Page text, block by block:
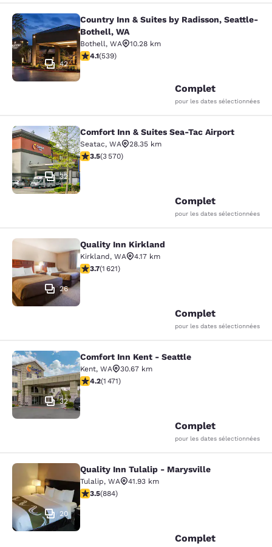
Country Inn & Suites by Radisson,
42
Country Inn & Suites by Radisson, Seattle-
Bothell, WA
Bothell, WA
10.28 km
4.09 étoiles. Très Bien. 539 commentaires
4.1(539)
Complet
pour les dates sélectionnées
Comfort Inn & Suites Sea-Tac
32
Comfort Inn & Suites Sea-Tac Airport
Seatac, WA
28.35 km
3.53 étoiles. Bien. 3570 commentaires
3.5(3 570)
Complet
pour les dates sélectionnées
Quality Inn Kirkland
26
Quality Inn Kirkland
Kirkland, WA
4.17 km
3.69 étoiles. Bien. 1621 commentaires
3.7(1 621)
Complet
pour les dates sélectionnées
Comfort Inn Kent - Seattle
32
Comfort Inn Kent - Seattle
Kent, WA
30.67 km
4.22 étoiles. Excellent. 1471 commentaires
4.2(1 471)
Complet
pour les dates sélectionnées
Quality Inn Tulalip - Marysville
20
Quality Inn Tulalip - Marysville
Tulalip, WA
41.93 km
3.53 étoiles. Bien. 884 commentaires
3.5(884)
Complet